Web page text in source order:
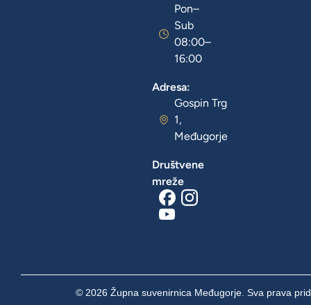
Pon–
Sub
08:00–
16:00
Adresa:
Gospin Trg
1,
Međugorje
Društvene
mreže
© 2026 Župna suvenirnica Međugorje. Sva prava